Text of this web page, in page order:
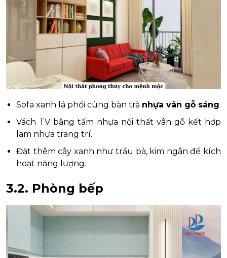
Sofa xanh lá phối cùng bàn trà nhựa vân gỗ sáng.
Vách TV bằng tấm nhựa nội thất vân gỗ kết hợp
lam nhựa trang trí.
Đặt thêm cây xanh như trầu bà, kim ngân để kích
hoạt năng lượng.
3.2. Phòng bếp